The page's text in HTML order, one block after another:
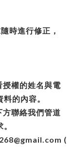
時進行修正，
權的姓名與電
的內容。
聯絡我們管道
(